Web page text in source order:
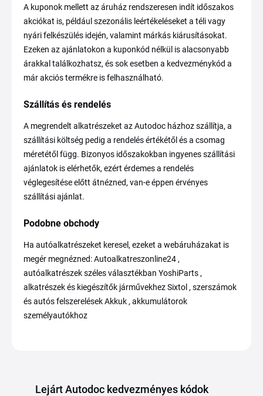
A kuponok mellett az áruház rendszeresen indít időszakos
akciókat is, például szezonális leértékeléseket a téli vagy
nyári felkészülés idején, valamint márkás kiárusításokat.
Ezeken az ajánlatokon a kuponkód nélkül is alacsonyabb
árakkal találkozhatsz, és sok esetben a kedvezménykód a
már akciós termékre is felhasználható.
Szállítás és rendelés
A megrendelt alkatrészeket az Autodoc házhoz szállítja, a
szállítási költség pedig a rendelés értékétől és a csomag
méretétől függ. Bizonyos időszakokban ingyenes szállítási
ajánlatok is elérhetők, ezért érdemes a rendelés
véglegesítése előtt átnézned, van-e éppen érvényes
szállítási ajánlat.
Podobne obchody
Ha autóalkatrészeket keresel, ezeket a webáruházakat is
megér megnézned: Autoalkatreszonline24 ,
autóalkatrészek széles választékban YoshiParts ,
alkatrészek és kiegészítők járművekhez Sixtol , szerszámok
és autós felszerelések Akkuk , akkumulátorok
személyautókhoz
Lejárt Autodoc kedvezményes kódok